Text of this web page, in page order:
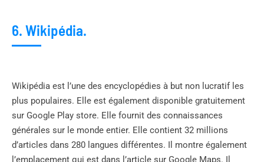
6. Wikipédia.
Wikipédia est l’une des encyclopédies à but non lucratif les
plus populaires. Elle est également disponible gratuitement
sur Google Play store. Elle fournit des connaissances
générales sur le monde entier. Elle contient 32 millions
d’articles dans 280 langues différentes. Il montre également
l’emplacement qui est dans l’article sur Google Maps. Il